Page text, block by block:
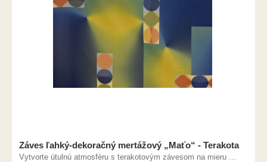
Záves ľahký-dekoračný mertážový „Maťo“ - Terakota
Vytvorte útulnú atmosféru s terakotovým závesom na mieru ...